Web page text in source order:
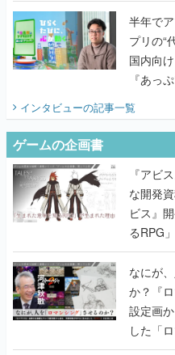
半年でア
プリの“
国内向
『あっ
インタビューの記事一覧
ゲームの企画書
『アビ
な開発
ビス』
るRPG
書】
なにが
か？『
設定画
した「
書】